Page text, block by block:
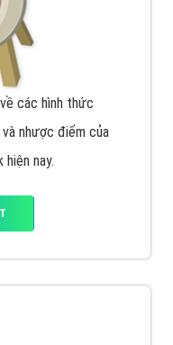
các hình thức
nhược điểm của
nay.